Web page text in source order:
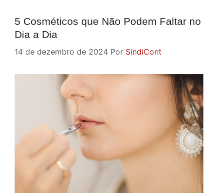
5 Cosméticos que Não Podem Faltar no
Dia a Dia
14 de dezembro de 2024 Por SindiCont